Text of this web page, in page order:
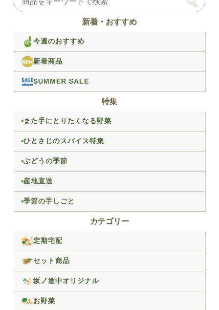
新着・おすすめ
今週のおすすめ
新着商品
SUMMER SALE
特集
また手にとりたくなる野菜
ひとさじのスパイス特集
ぶどうの季節
産地直送
季節の手しごと
カテゴリー
定期宅配
セット商品
坂ノ途中オリジナル
お野菜